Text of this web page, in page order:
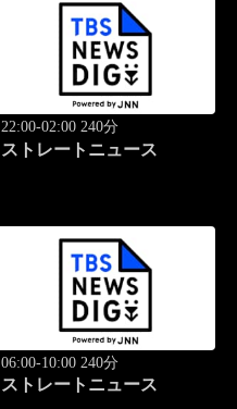
22:00-02:00 240分
ストレートニュース
06:00-10:00 240分
ストレートニュース